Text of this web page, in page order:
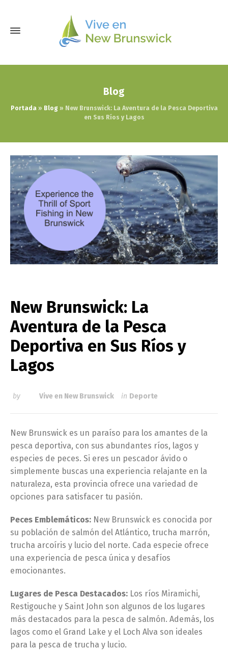
Blog
Portada» Blog» New Brunswick: La Aventura de la Pesca Deportiva
en Sus Ríos y Lagos
New Brunswick: La
Aventura de la Pesca
Deportiva en Sus Ríos y
Lagos
by Vive en New Brunswick in Deporte
New Brunswick es un paraíso para los amantes de la
pesca deportiva, con sus abundantes ríos, lagos y
especies de peces. Si eres un pescador ávido o
simplemente buscas una experiencia relajante en la
naturaleza, esta provincia ofrece una variedad de
opciones para satisfacer tu pasión.
Peces Emblemáticos: New Brunswick es conocida por
su población de salmón del Atlántico, trucha marrón,
trucha arcoíris y lucio del norte. Cada especie ofrece
una experiencia de pesca única y desafíos
emocionantes.
Lugares de Pesca Destacados: Los ríos Miramichi,
Restigouche y Saint John son algunos de los lugares
más destacados para la pesca de salmón. Además, los
lagos como el Grand Lake y el Loch Alva son ideales
para la pesca de trucha y lucio.